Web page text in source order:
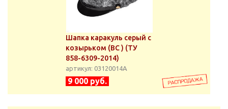
Шапка каракуль серый с
козырьком (ВС ) (ТУ
858-6309-2014)
артикул: 03120014А
9 000 руб.